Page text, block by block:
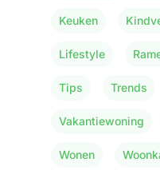
Keuken
Lifestyle
Tips Trends
Vakantiewoning
Wonen